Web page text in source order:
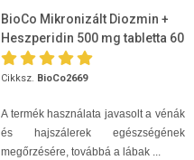
BioCo Mikronizált Diozmin +
Heszperidin 500 mg tabletta 60
db
Cikksz. BioCo2669
A termék használata javasolt a vénák
és hajszálerek egészségének
megőrzésére, továbbá a lábak ...